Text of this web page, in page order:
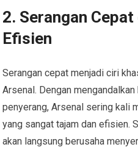
2. Serangan
Efisien
Serangan cepat menjadi ciri
Arsenal. Dengan
penyerang, Arsenal sering kali
yang sangat tajam dan efisien.
akan langsung berusaha